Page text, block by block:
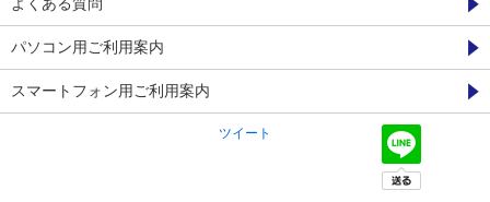
パソコン用ご利用案内
スマートフォン用ご利用案内
ツイート